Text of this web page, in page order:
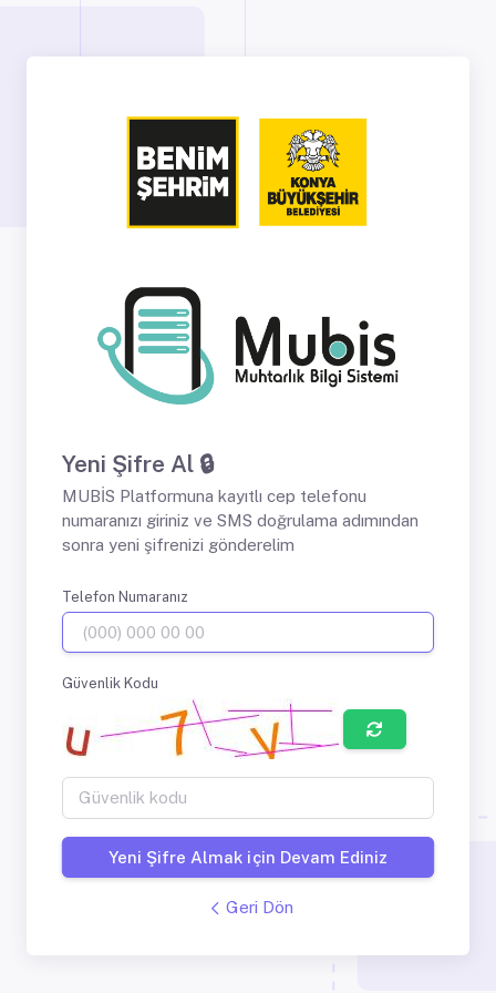
Yeni Şifre Al 🔒
MUBİS Platformuna kayıtlı cep telefonu
numaranızı giriniz ve SMS doğrulama adımından
sonra yeni şifrenizi gönderelim
Telefon Numaranız
Güvenlik Kodu
Yeni Şifre Almak için Devam Ediniz
Geri Dön